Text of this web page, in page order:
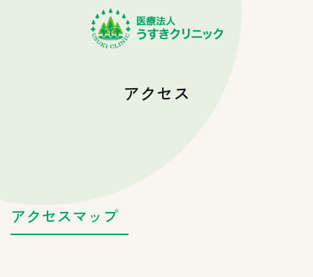
アクセス
アクセスマップ